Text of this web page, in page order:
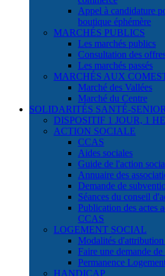
Appel à candidature
boutique éphémère
MARCHÉS PUBLICS
Les marchés publics
Consultation des
Les marchés passés
MARCHÉS AUX
Marché des Vallées
Marché du Centre
SOLIDARITÉS SANTÉ-SENIOR
DISPOSITIF 1 JOUR, 1
ACTION SOCIALE
CCAS
Aides sociales
Guide de l'action
Annuaire des
Demande de
Séances du conseil
Publication des actes
CCAS
LOGEMENT SOCIAL
Modalités d'attribution
Faire une demande
Permanence
HANDICAP